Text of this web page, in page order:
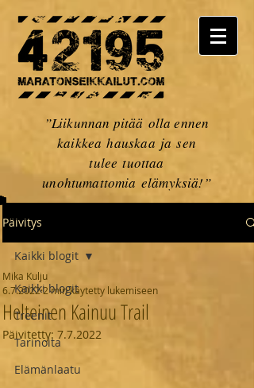
”Liikunnan pitää olla ennen
kaikkea hauskaa ja sen
tulee tuottaa
unohtumattomia elämyksiä!”
Päivitys
Kaikki blogit
Treenit
Tarinoita
Elämänlaatu
Kaikki blogit
Helteinen Kainuu Trail
Mika Kulju
6.7.20222 min käytetty lukemiseen
Päivitetty: 7.7.2022